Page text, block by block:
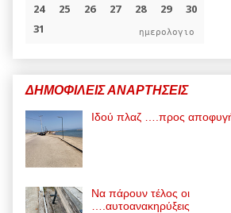
ημερολογιο
ΔΗΜΟΦΙΛΕΙΣ ΑΝΑΡΤΗΣΕΙΣ
Ιδού πλαζ ….προς
Να πάρουν τέλος οι
….αυτοανακηρύξεις